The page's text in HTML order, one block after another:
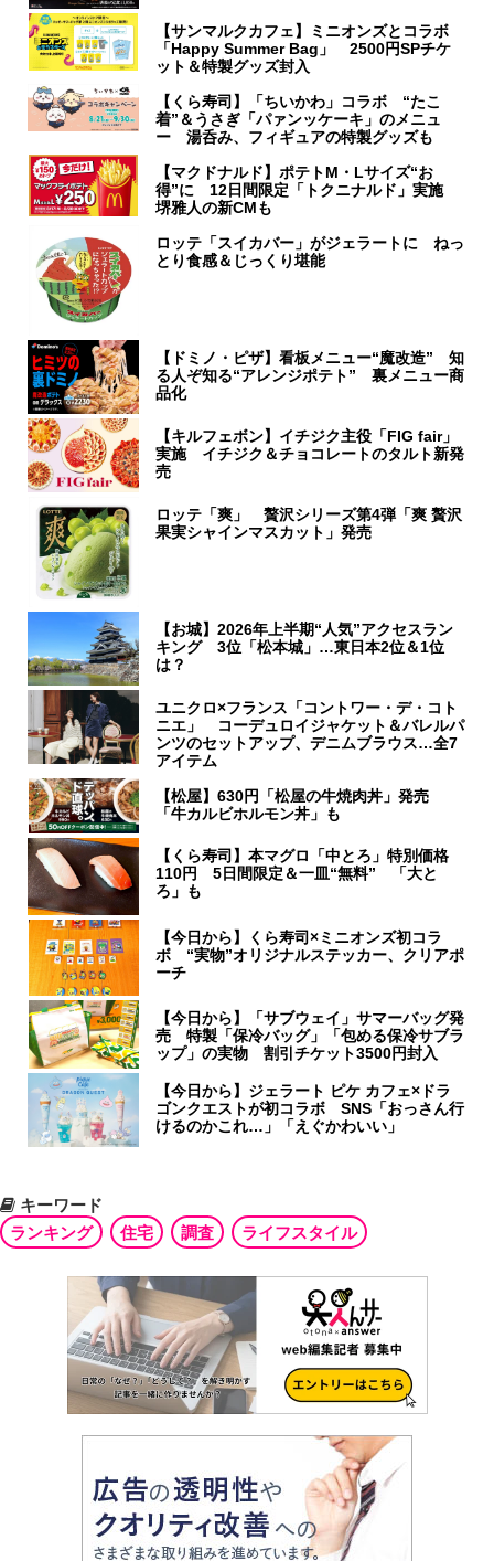
【サンマルクカフェ】ミニオンズとコラボ
「Happy Summer Bag」 2500円SPチケ
ット＆特製グッズ封入
【くら寿司】「ちいかわ」コラボ “たこ
着”＆うさぎ「パァンッケーキ」のメニュ
ー 湯呑み、フィギュアの特製グッズも
【マクドナルド】ポテトM・Lサイズ“お
得”に 12日間限定「トクニナルド」実施
堺雅人の新CMも
ロッテ「スイカバー」がジェラートに ねっ
とり食感＆じっくり堪能
【ドミノ・ピザ】看板メニュー“魔改造” 知
る人ぞ知る“アレンジポテト” 裏メニュー商
品化
【キルフェボン】イチジク主役「FIG fair」
実施 イチジク＆チョコレートのタルト新発
売
ロッテ「爽」 贅沢シリーズ第4弾「爽 贅沢
果実シャインマスカット」発売
【お城】2026年上半期“人気”アクセスラン
キング 3位「松本城」…東日本2位＆1位
は？
ユニクロ×フランス「コントワー・デ・コト
ニエ」 コーデュロイジャケット＆バレルパ
ンツのセットアップ、デニムブラウス…全7
アイテム
【松屋】630円「松屋の牛焼肉丼」発売
「牛カルビホルモン丼」も
【くら寿司】本マグロ「中とろ」特別価格
110円 5日間限定＆一皿“無料” 「大と
ろ」も
【今日から】くら寿司×ミニオンズ初コラ
ボ “実物”オリジナルステッカー、クリアポ
ーチ
【今日から】「サブウェイ」サマーバッグ発
売 特製「保冷バッグ」「包める保冷サブラ
ップ」の実物 割引チケット3500円封入
【今日から】ジェラート ピケ カフェ×ドラ
ゴンクエストが初コラボ SNS「おっさん行
けるのかこれ…」「えぐかわいい」
キーワード
ランキング
住宅 調査 ライフスタイル